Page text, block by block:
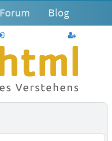
Forum Blog
anmelden